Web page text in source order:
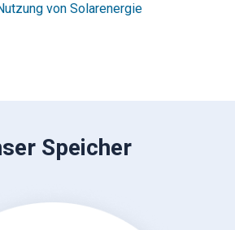
von Solarenergie
Speicher